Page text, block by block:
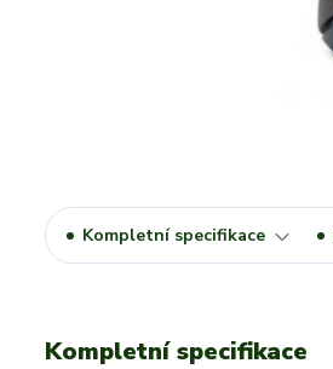
Kompletní specifikace
Kompletní specifikace